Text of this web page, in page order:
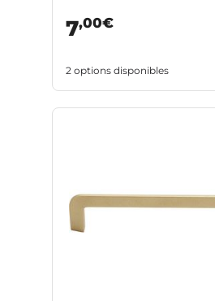
7,00€
2 options disponibles